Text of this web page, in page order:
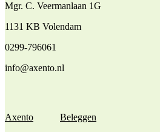
Mgr. C. Veermanlaan 1G
1131 KB Volendam
0299-796061
info@axento.nl
Axento Beleggen